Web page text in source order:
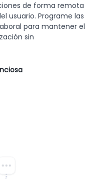
de forma remota
usuario. Programe las
para mantener el
sin